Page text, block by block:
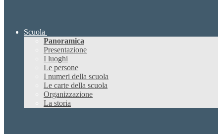
Scuola
Panoramica
Presentazione
I luoghi
Le persone
I numeri della scuola
Le carte della scuola
Organizzazione
La storia